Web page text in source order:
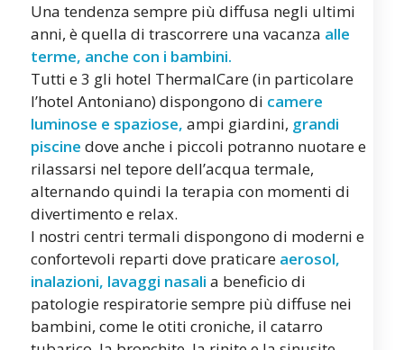
Una tendenza sempre più diffusa negli ultimi
anni, è quella di trascorrere una vacanza alle
terme, anche con i bambini.
Tutti e 3 gli hotel ThermalCare (in particolare
l’hotel Antoniano) dispongono di camere
luminose e spaziose, ampi giardini, grandi
piscine dove anche i piccoli potranno nuotare e
rilassarsi nel tepore dell’acqua termale,
alternando quindi la terapia con momenti di
divertimento e relax.
I nostri centri termali dispongono di moderni e
confortevoli reparti dove praticareaerosol,
inalazioni, lavaggi nasali a beneficio di
patologie respiratorie sempre più diffuse nei
bambini, come le otiti croniche, il catarro